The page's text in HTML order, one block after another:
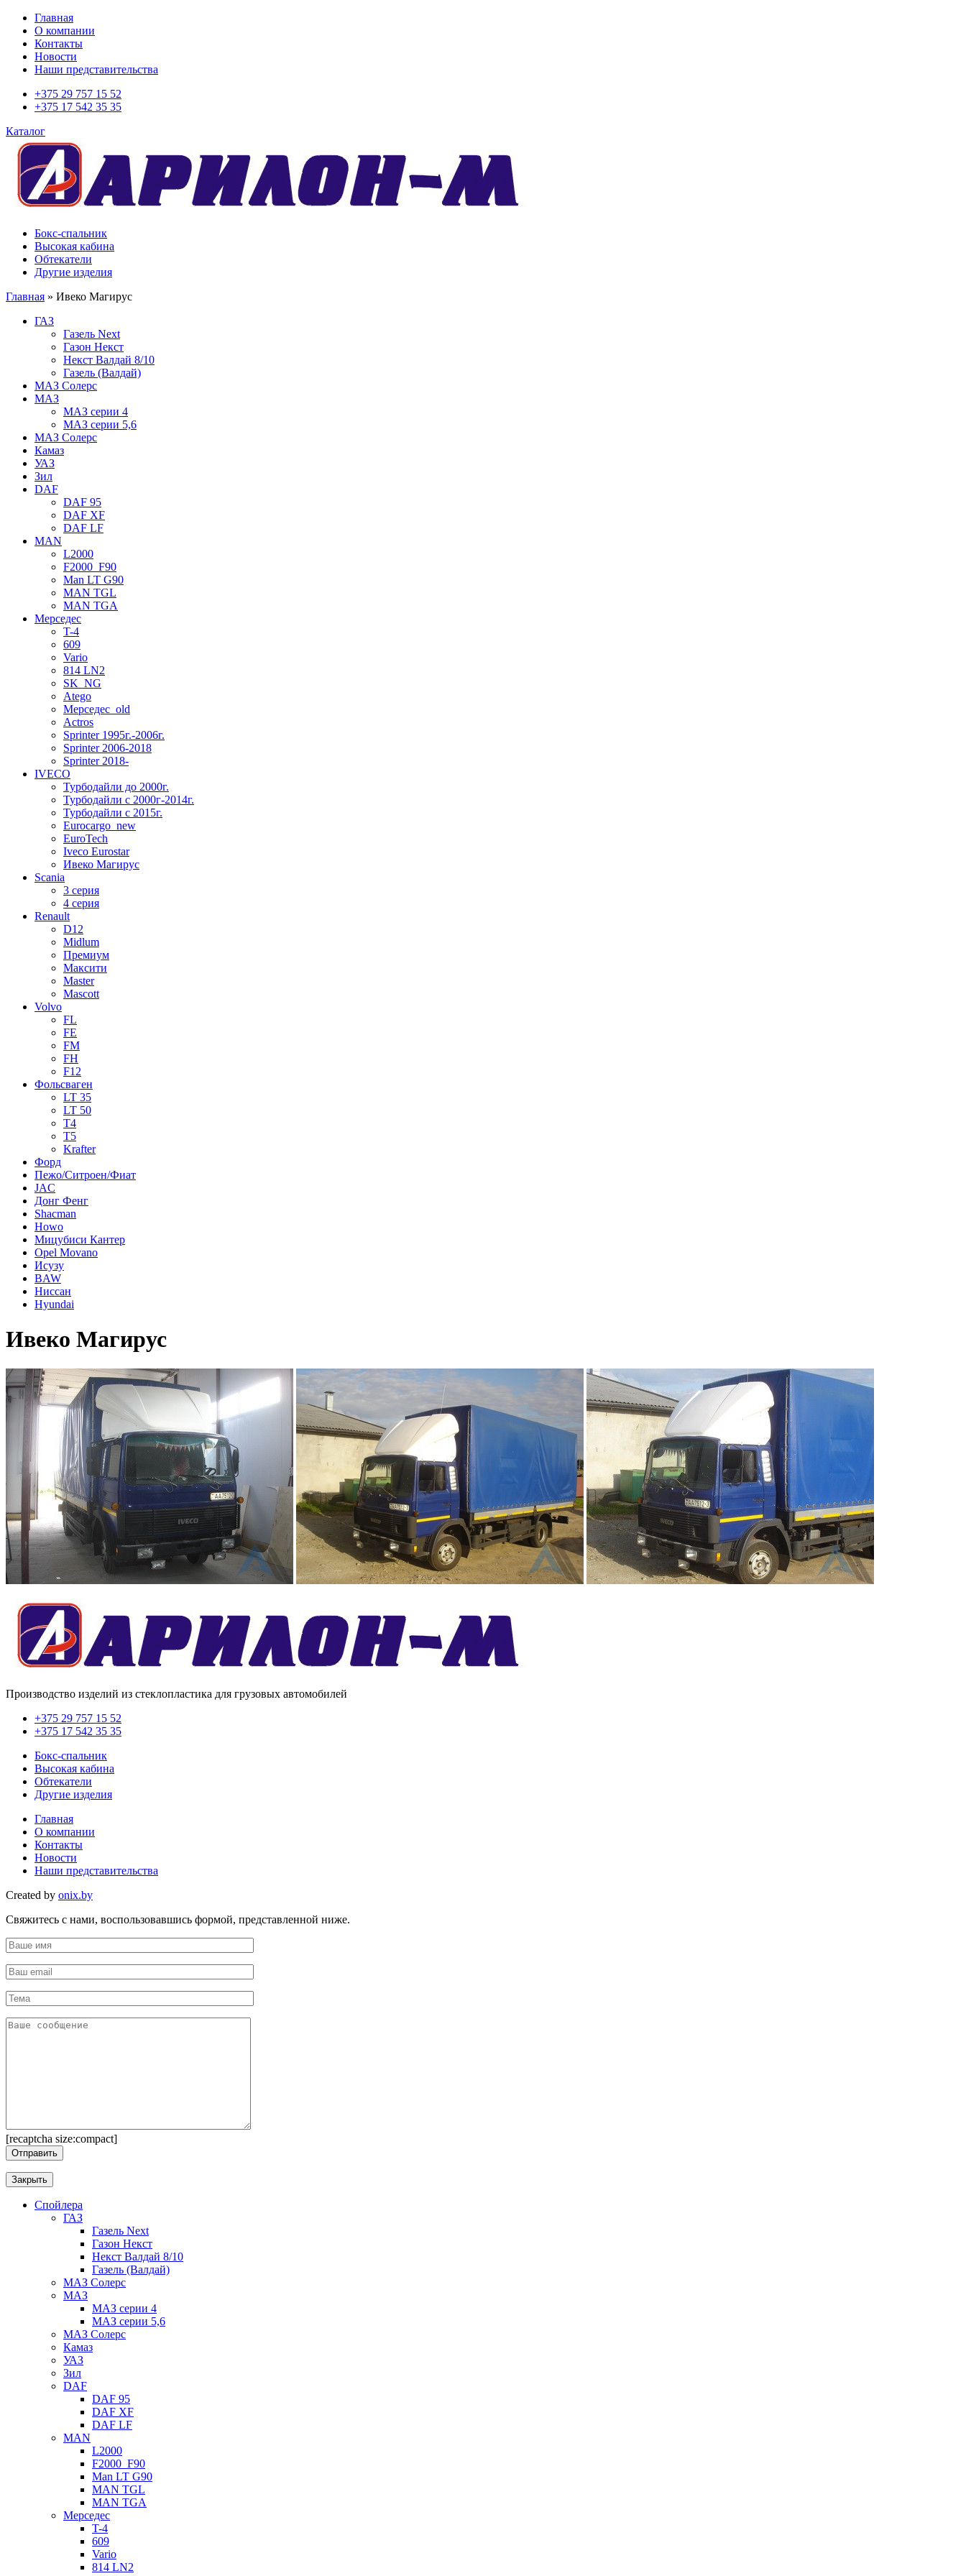
Главная
О компании
Контакты
Новости
Наши представительства
+375 29 757 15 52
+375 17 542 35 35
Каталог
Бокс-спальник
Высокая кабина
Обтекатели
Другие изделия
Главная » Ивеко Магирус
ГАЗ
Газель Next
Газон Некст
Некст Валдай 8/10
Газель (Валдай)
МАЗ Солерс
МАЗ
МАЗ серии 4
МАЗ серии 5,6
МАЗ Солерс
Камаз
УАЗ
Зил
DAF
DAF 95
DAF XF
DAF LF
MAN
L2000
F2000_F90
Man LT G90
MAN TGL
MAN TGA
Мерседес
T-4
609
Vario
814 LN2
SK_NG
Atego
Мерседес_old
Actros
Sprinter 1995г.-2006г.
Sprinter 2006-2018
Sprinter 2018-
IVECO
Турбодайли до 2000г.
Турбодайли с 2000г-2014г.
Турбодайли c 2015г.
Eurocargo_new
EuroTech
Iveco Eurostar
Ивеко Магирус
Scania
3 серия
4 серия
Renault
D12
Midlum
Премиум
Максити
Master
Mascott
Volvo
FL
FE
FM
FH
F12
Фольсваген
LT 35
LT 50
T4
T5
Krafter
Форд
Пежо/Ситроен/Фиат
JAC
Донг Фенг
Shacman
Howo
Мицубиси Кантер
Opel Movano
Исузу
BAW
Ниссан
Hyundai
Ивеко Магирус
Производство изделий из стеклопластика для грузовых автомобилей
+375 29 757 15 52
+375 17 542 35 35
Бокс-спальник
Высокая кабина
Обтекатели
Другие изделия
Главная
О компании
Контакты
Новости
Наши представительства
Created by onix.by
Свяжитесь с нами, воспользовавшись формой, представленной ниже.
[recaptcha size:compact]
Закрыть
Спойлера
ГАЗ
Газель Next
Газон Некст
Некст Валдай 8/10
Газель (Валдай)
МАЗ Солерс
МАЗ
МАЗ серии 4
МАЗ серии 5,6
МАЗ Солерс
Камаз
УАЗ
Зил
DAF
DAF 95
DAF XF
DAF LF
MAN
L2000
F2000_F90
Man LT G90
MAN TGL
MAN TGA
Мерседес
T-4
609
Vario
814 LN2